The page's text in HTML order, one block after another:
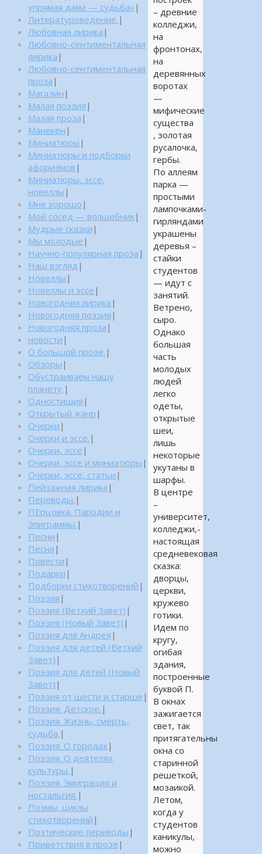
– древние
колледжи,
на
фронтонах,
на
деревянных
воротах
—
мифические
существа
, золотая
русалочка,
гербы.
По аллеям
парка —
простыми
лампочками-
гирляндами
украшены
деревья –
стайки
студентов
— идут с
занятий.
Ветрено,
сыро.
Однако
большая
часть
молодых
людей
легко
одеты,
открытые
шеи,
лишь
некоторые
укутаны в
шарфы.
В центре
–
университет,
колледжи,-
настоящая
средневековая
сказка:
дворцы,
церкви,
кружево
готики.
Идем по
кругу,
огибая
здания,
построенные
буквой П.
В окнах
зажигается
свет, так
притягательны
окна со
старинной
решеткой,
мозаикой.
Летом,
когда у
студентов
каникулы,
можно
упрямая дама — судьба» |
Литературоведение. |
Любовная лирика |
Любовно-сентиментальная
лирика |
Любовно-сентиментальная
проза |
Магазин |
Малая поэзия |
Малая проза |
Манекен |
Миниатюры |
Миниатюры и подборки
афоризмов |
Миниатюры, эссе,
новеллы |
Мне хорошо |
Мой сосед — волшебник|
Мудрые сказки |
Мы молодые |
Научно-популярная проза |
Наш взгляд |
Новеллы |
Новеллы и эссе |
Новогодняя лирика |
Новогодняя поэзия |
Новогодняя проза |
новости |
О большой прозе. |
Обзоры |
Обустраиваем нашу
планету. |
Одностишия |
Открытый жанр |
Очерки |
Очерки и эссе. |
Очерки, эссе |
Очерки, эссе и миниатюры |
Очерки, эссе, статьи |
Пейзажная лирика |
Переводы. |
ПЕрцовка. Пародии и
Эпиграммы. |
Песни |
Песня |
Повести |
Подарки |
Подборки стихотворений |
Поэзия |
Поэзия (Ветхий Завет) |
Поэзия (Новый Завет) |
Поэзия для Андрея |
Поэзия для детей (Ветхий
Завет) |
Поэзия для детей (Новый
Завет) |
Поэзия от шести и старше |
Поэзия. Детское. |
Поэзия. Жизнь, смерть,
судьба. |
Поэзия. О городах |
Поэзия. О деятелях
культуры. |
Поэзия. Эмиграция и
ностальгия. |
Поэмы, циклы
стихотворений |
Поэтические переводы |
Приветствия в прозе |